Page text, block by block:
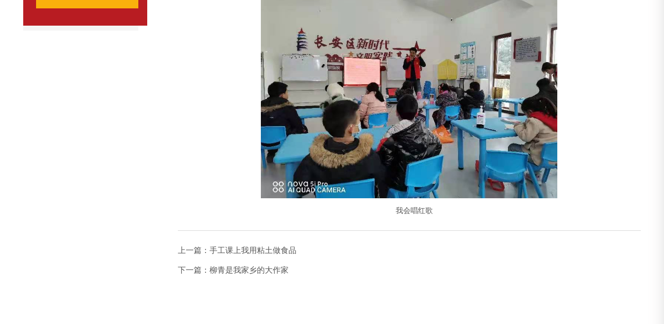
我会唱红歌
上一篇： 手工课上我用粘土做食品
下一篇： 柳青是我家乡的大作家